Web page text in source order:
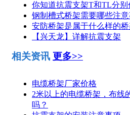
你知道抗震支架T和TL分别
钢制槽式桥架需要哪些注
安防桥架是属于什么样的桥
【兴天龙】详解抗震支架
相关资讯 更多>>
电缆桥架厂家价格
2米以上的电缆桥架，布线
吗？